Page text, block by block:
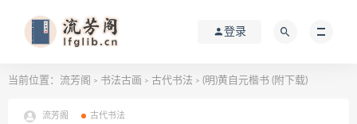
登录
当前位置： 流芳阁 > 书法古画 > 古代书法 > (明)黄自元楷书 (附下载)
流芳阁 古代书法